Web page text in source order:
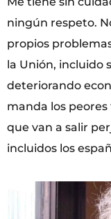
ningún respeto.
propios
la Unión, incluido
deteriorando
manda los
que van a salir
incluidos los